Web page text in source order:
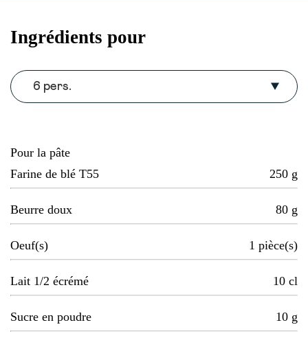
Ingrédients pour
6 pers.
Pour la pâte
Farine de blé T55
250 g
Beurre doux 80 g
Oeuf(s) 1 pièce(s)
Lait 1/2 écrémé 10 cl
Sucre en poudre 10 g